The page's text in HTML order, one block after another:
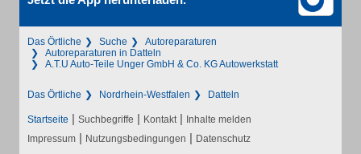
Das Örtliche Suche
Autoreparaturen
Autoreparaturen in Datteln
A.T.U Auto-Teile Unger GmbH & Co. KG Autowerkstatt
Das Örtliche Nordrhein-Westfalen Datteln
Startseite | Suchbegriffe | Kontakt | Inhalte melden
Impressum | Nutzungsbedingungen | Datenschutz